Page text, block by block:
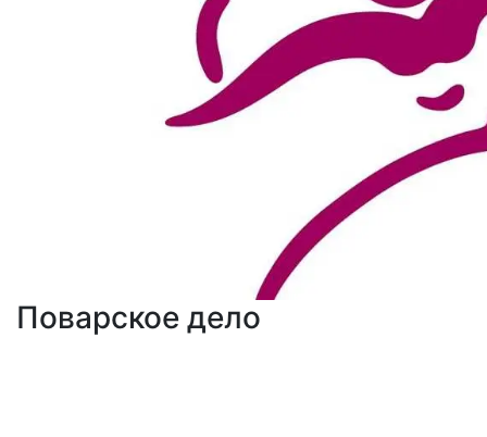
Поварское дело